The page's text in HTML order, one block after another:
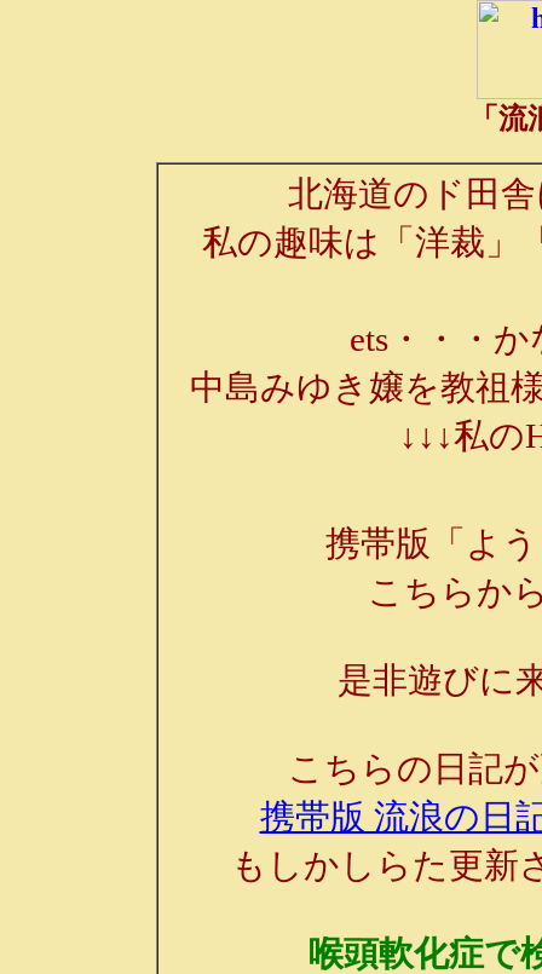
「
北海道のド田
私の趣味は「洋裁」
ets・・・
中島みゆき嬢を教祖
↓↓↓私の
携帯版「よ
こちらか
是非遊びに
こちらの日記
携帯版 流浪の日
もしかしらた更新
喉頭軟化症で